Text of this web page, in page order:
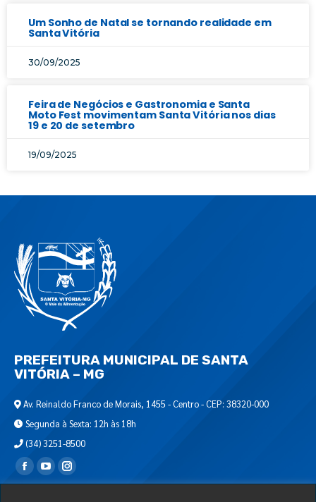
Um Sonho de Natal se tornando realidade em
Santa Vitória
30/09/2025
Feira de Negócios e Gastronomia e Santa
Moto Fest movimentam Santa Vitória nos dias
19 e 20 de setembro
19/09/2025
PREFEITURA MUNICIPAL DE SANTA
VITÓRIA – MG
Av. Reinaldo Franco de Morais, 1455 - Centro - CEP: 38320-000
Segunda à Sexta: 12h às 18h
(34) 3251-8500
Encontre-nos em: